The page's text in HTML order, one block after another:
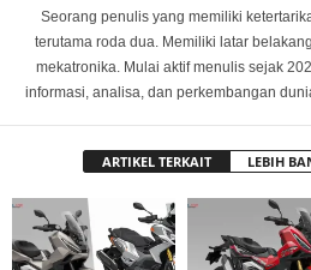
Seorang penulis yang memiliki
terutama roda dua. Memiliki latar
mekatronika. Mulai aktif menulis sejak
informasi, analisa, dan perkembangan
ARTIKEL TERKAIT LEBIH